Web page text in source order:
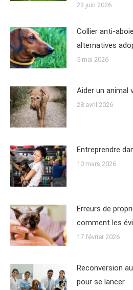
23 juin 2026
Collier anti-
alternatives
5 mai 2026
Aider un animal
28 avril 2026
Entreprendre
10 mars 2026
Erreurs de
comment les
17 février 2026
Reconversion
pour se lancer